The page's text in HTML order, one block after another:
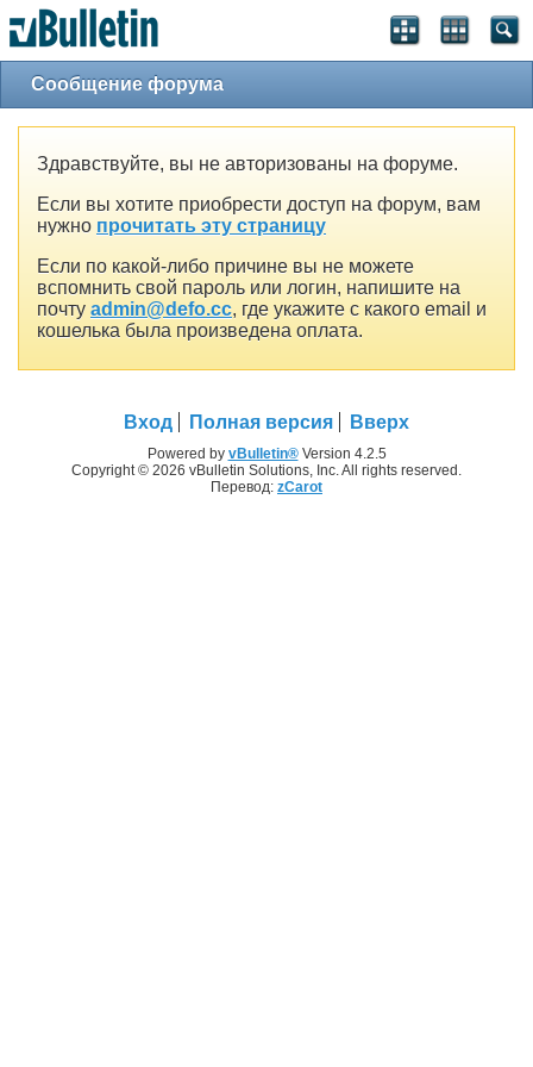
Сообщение форума
Здравствуйте, вы не авторизованы на форуме.
Если вы хотите приобрести доступ на форум, вам
нужно прочитать эту страницу
Если по какой-либо причине вы не можете
вспомнить свой пароль или логин, напишите на
почту admin@defo.cc, где укажите с какого email и
кошелька была произведена оплата.
Вход Полная версия Вверх
Powered by vBulletin®Version 4.2.5
Copyright © 2026 vBulletin Solutions, Inc. All rights reserved.
Перевод: zCarot